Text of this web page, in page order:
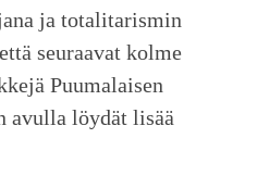
ja totalitarismin
seuraavat kolme
Puumalaisen
avulla löydät lisää